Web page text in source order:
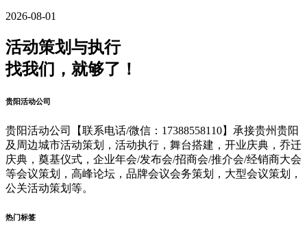
2026-08-01
活动策划与执行
找我们，就够了！
贵阳活动公司
贵阳活动公司【联系电话/微信：17388558110】承接贵州贵阳
及周边城市活动策划，活动执行，舞台搭建，开业庆典，乔迁
庆典，奠基仪式，企业年会/发布会/招商会/推介会/经销商大会
等会议策划，高峰论坛，品牌会议会务策划，大型会议策划，
公关活动策划等。
热门标签